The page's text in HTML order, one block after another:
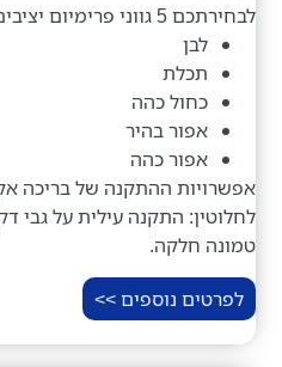
לבחירתכם 5 גווני פרימיום יציבים בבריכה אקרילית PL450:
לבן
תכלת
כחול כהה
אפור בהיר
אפור כהה
לחלוטין: התקנה עילית על גבי
טמונה חלקה.
לפרטים נוספים >>